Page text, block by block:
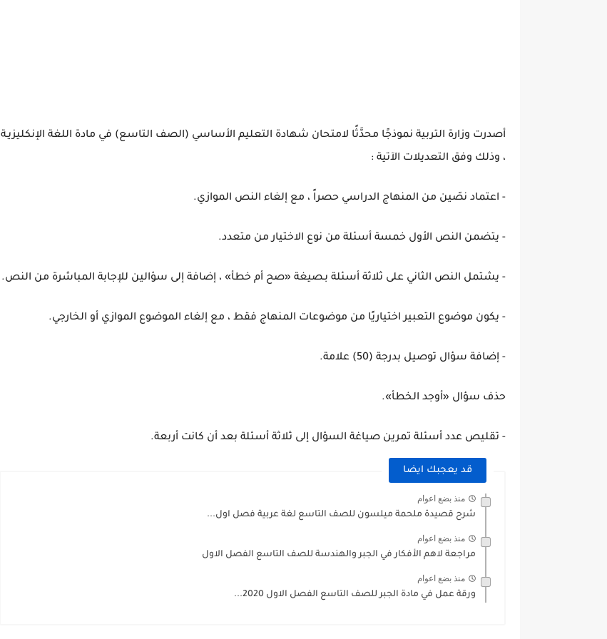
أصدرت وزارة التربية نموذجًا محدَّثًا لامتحان شهادة التعليم الأساسي (الصف التاسع) في مادة اللغة الإنكليزيـة
، وذلك وفق التعديلات الآتية :
- اعتماد نصّين من المنهاج الدراسي حصراً ، مع إلغاء النص الموازي.
- يتضمن النص الأول خمسة أسئلة من نوع الاختيار من متعدد.
- يشتمل النص الثاني على ثلاثة أسئلة بـصيغة «صح أم خطأ» ، إضافة إلى سؤالين للإجابة المباشرة من النص.
- يكون موضوع التعبير اختياريًا من موضوعات المنهاج فقط ، مع إلغاء الموضوع الموازي أو الخارجي.
- إضافة سؤال توصيل بدرجة (50) علامة.
حذف سؤال «أوجد الخطأ».
- تقليص عدد أسئلة تمرين صياغة السؤال إلى ثلاثة أسئلة بعد أن كانت أربعة.
قد يعجبك ايضا
منذ بضع اعوام
شرح قصيدة ملحمة ميلسون للصف التاسع لغة عربية فصل اول...
منذ بضع اعوام
مراجعة لاهم الأفكار في الجبر والهندسة للصف التاسع الفصل الاول
منذ بضع اعوام
ورقة عمل في مادة الجبر للصف التاسع الفصل الاول 2020...